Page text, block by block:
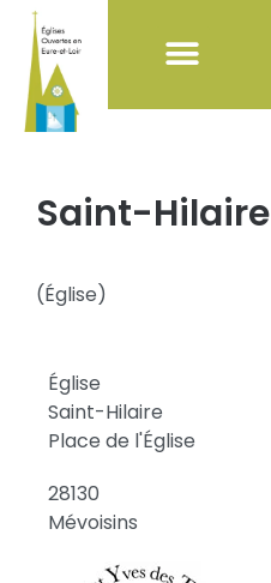
Saint-Hilaire
(Église)
Église
Saint-Hilaire
Place de l'Église
28130
Mévoisins